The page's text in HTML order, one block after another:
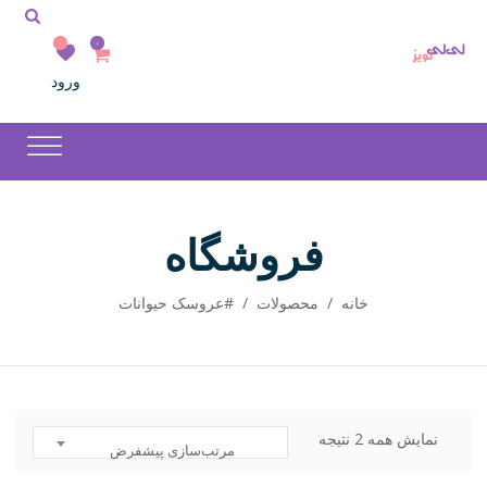
۰ ۰
ورود
فروشگاه
خانه / محصولات / #عروسک حیوانات
نمایش همه 2 نتیجه
مرتب‌سازی پیشفرض